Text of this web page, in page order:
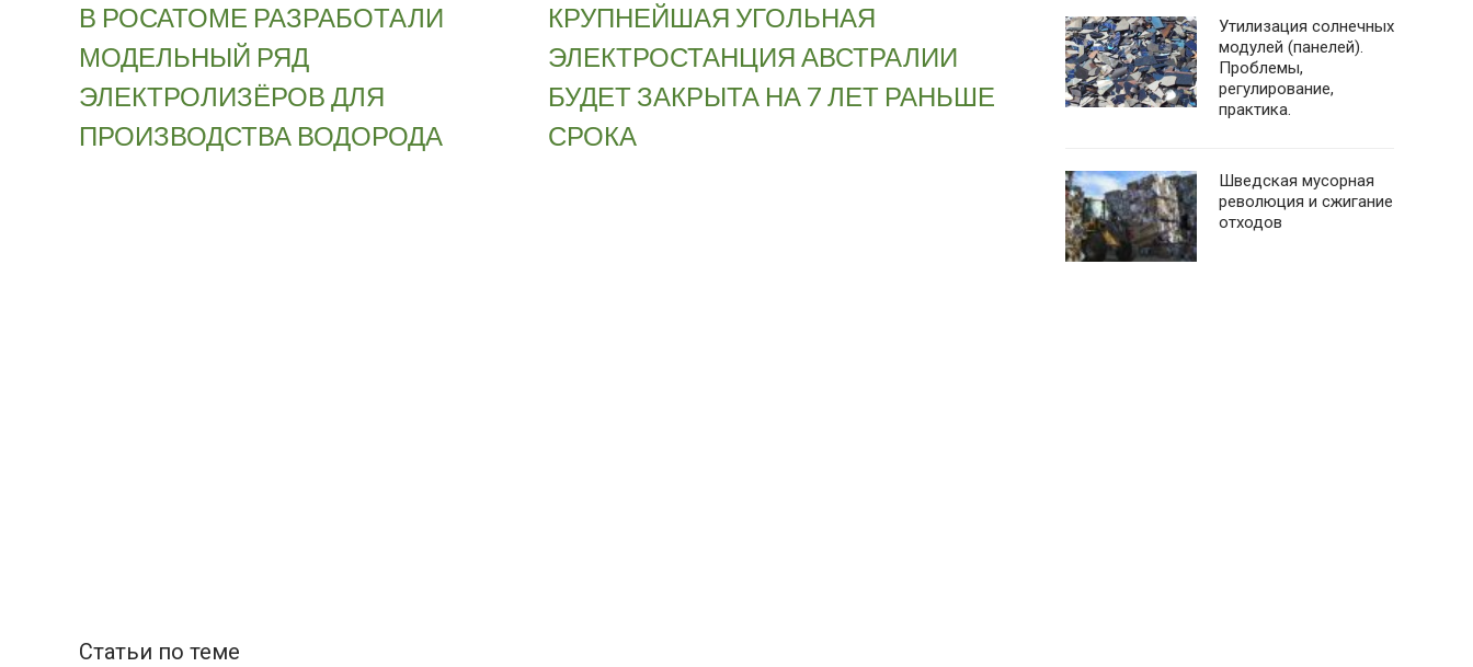
В РОСАТОМЕ РАЗРАБОТАЛИ
МОДЕЛЬНЫЙ РЯД
ЭЛЕКТРОЛИЗЁРОВ ДЛЯ
ПРОИЗВОДСТВА ВОДОРОДА
КРУПНЕЙШАЯ УГОЛЬНАЯ
ЭЛЕКТРОСТАНЦИЯ АВСТРАЛИИ
БУДЕТ ЗАКРЫТА НА 7 ЛЕТ РАНЬШЕ
СРОКА
Статьи по теме
Утилизация солнечных
модулей (панелей).
Проблемы,
регулирование,
практика.
Шведская мусорная
революция и сжигание
отходов